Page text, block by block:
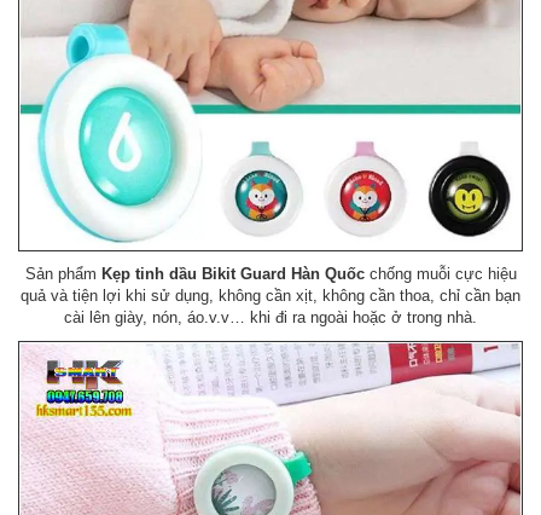
Sản phẩm Kẹp tinh dầu Bikit Guard Hàn Quốc chống muỗi cực hiệu
quả và tiện lợi khi sử dụng, không cần xịt, không cần thoa, chỉ cần bạn
cài lên giày, nón, áo.v.v… khi đi ra ngoài hoặc ở trong nhà.